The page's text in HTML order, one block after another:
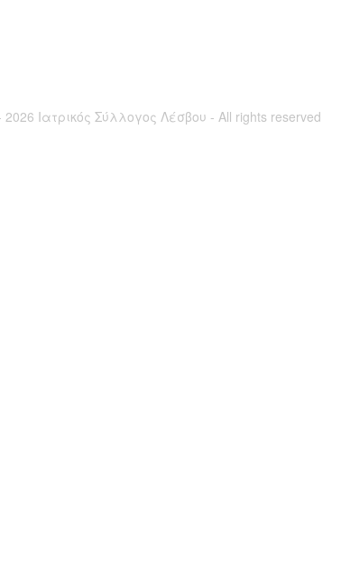
2026 Ιατρικός Σύλλογος Λέσβου - All rights reserved